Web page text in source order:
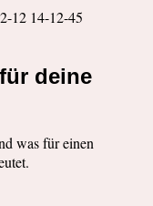
deine
was für einen